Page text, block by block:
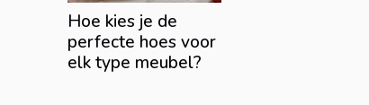
Hoe kies je de
perfecte hoes voor
elk type meubel?